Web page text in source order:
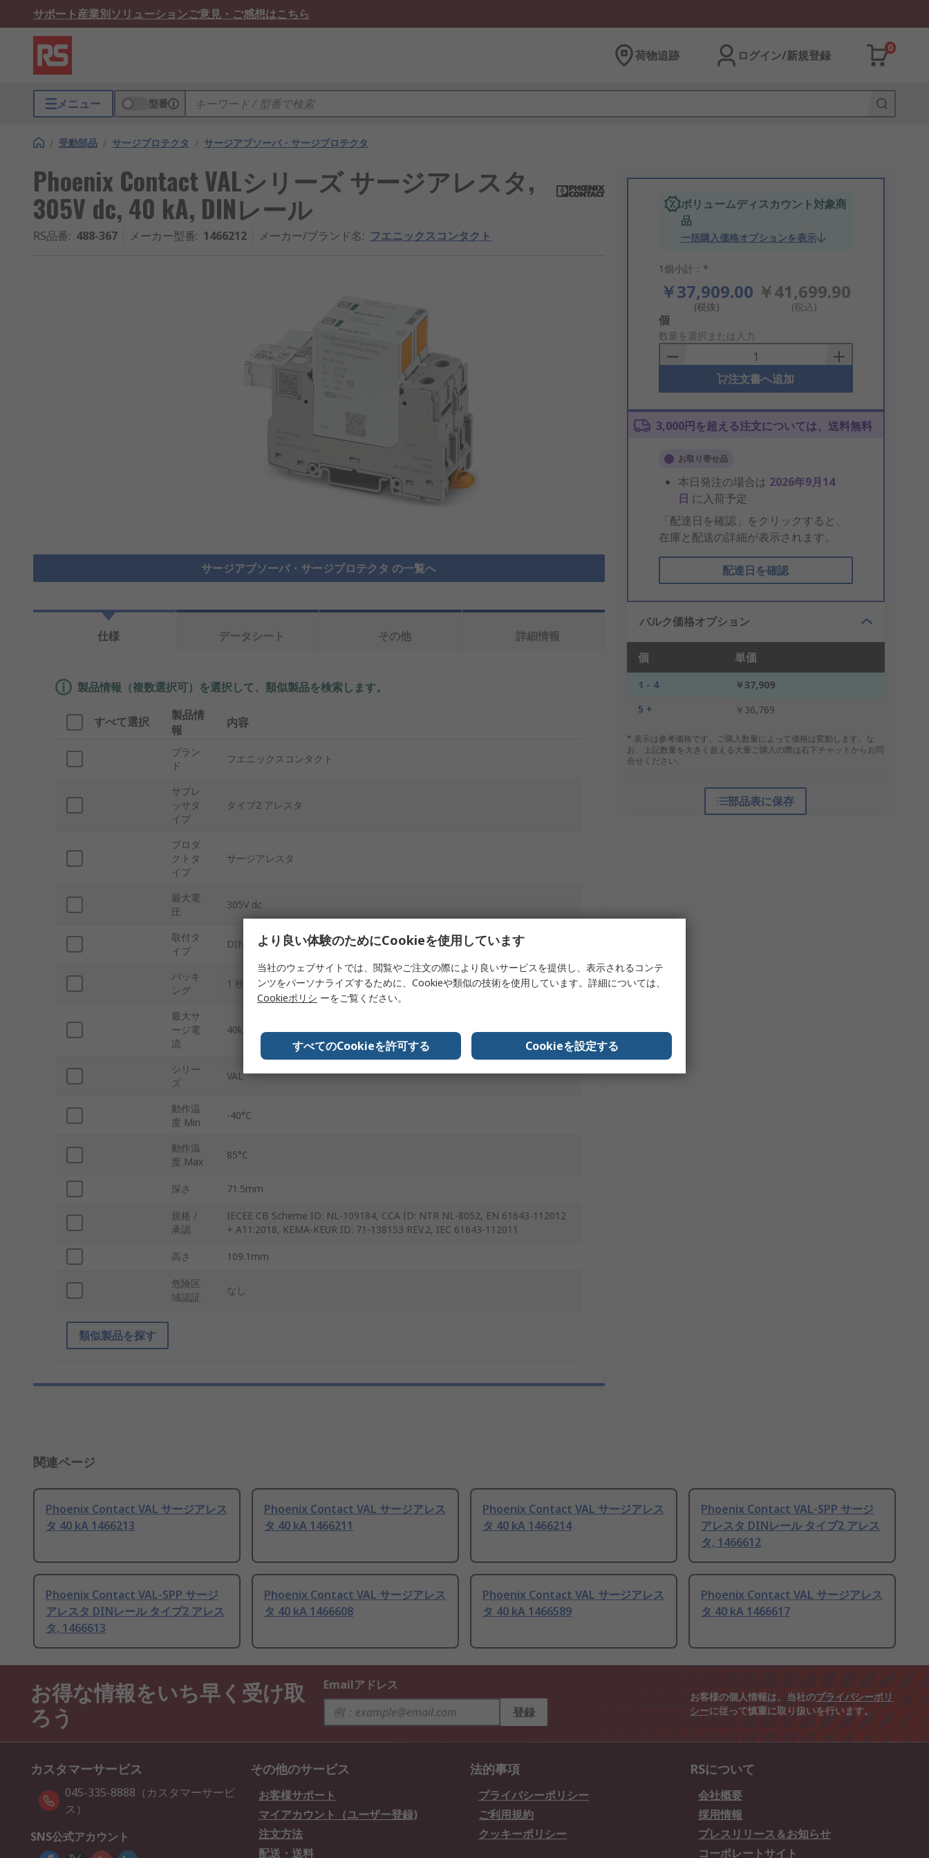
サポート産業別ソリューションご意見・ご感想はこちら
荷物追跡 ログイン/新規登録
0
メニュー 型番
/ 受動部品 / サージプロテクタ / サージアブソーバ・サージプロテクタ
Phoenix Contact VALシリーズ サージアレスタ,
305V dc, 40 kA, DINレール
RS品番: 488-367 メーカー型番: 1466212 メーカー/ブランド名: フエニックスコンタクト
サージアブソーバ・サージプロテクタ の一覧へ
ボリュームディスカウント対象商
品
一括購入価格オプションを表示
1個小計：*
￥37,909.00
(税抜)
￥41,699.90
(税込)
Add
to
Basket
個
数量を選択または入力
注文書へ追加
3,000円を超える注文については、送料無料
お取り寄せ品
本日発注の場合は 2026年9月14
日 に入荷予定
「配達日を確認」をクリックすると、
在庫と配送の詳細が表示されます。
配達日を確認
バルク価格オプション
個 単価
1 - 4
￥37,909
5 +
￥36,769
* 表示は参考価格です。ご購入数量によって価格は変動します。な
お、上記数量を大きく超える大量ご購入の際は右下チャットからお問
合せください。
部品表に保存
仕様 データシート その他 詳細情報
製品情報（複数選択可）を選択して、類似製品を検索します。
すべて選択
製品情
報
内容
ブラン
ド
フエニックスコンタクト
サプレ
ッサタ
イプ
タイプ2 アレスタ
プロダ
クトタ
イプ
サージアレスタ
最大電
圧
305V dc
取付タ
イプ
DINレール
パッキ
ング
1 枚
最大サ
ージ電
流
40kA
シリー
ズ
VAL
動作温
度 Min
-40°C
動作温
度 Max
85°C
深さ 71.5mm
規格 /
承認
IECEE CB Scheme ID: NL-109184, CCA ID: NTR NL-8052, EN 61643-112012
+ A11:2018, KEMA-KEUR ID: 71-138153 REV.2, IEC 61643-112011
高さ 109.1mm
危険区
域認証
なし
類似製品を探す
関連ページ
Phoenix Contact VAL サージアレス
タ 40 kA 1466213
Phoenix Contact VAL サージアレス
タ 40 kA 1466211
Phoenix Contact VAL サージアレス
タ 40 kA 1466214
Phoenix Contact VAL-SPP サージ
アレスタ DINレール タイプ2 アレス
タ, 1466612
Phoenix Contact VAL-SPP サージ
アレスタ DINレール タイプ2 アレス
タ, 1466613
Phoenix Contact VAL サージアレス
タ 40 kA 1466608
Phoenix Contact VAL サージアレス
タ 40 kA 1466589
Phoenix Contact VAL サージアレス
タ 40 kA 1466617
お得な情報をいち早く受け取
ろう
Emailアドレス
登録
お客様の個人情報は、当社のプライバシーポリ
シーに従って慎重に取り扱いを行います。
カスタマーサービス
045-335-8888（カスタマーサービ
ス）
SNS公式アカウント
その他のサービス
お客様サポート
マイアカウント（ユーザー登録)
注文方法
配送・送料
法的事項
プライバシーポリシー
ご利用規約
クッキーポリシー
RSについて
会社概要
採用情報
プレスリリース＆お知らせ
コーポレートサイト
より良い体験のためにCookieを使用しています
当社のウェブサイトでは、閲覧やご注文の際により良いサービスを提供し、表示されるコンテ
ンツをパーソナライズするために、Cookieや類似の技術を使用しています。詳細については、
Cookieポリシ ーをご覧ください。
すべてのCookieを許可する Cookieを設定する